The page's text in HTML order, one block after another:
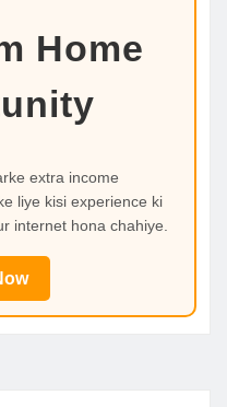
Home
extra income
liye kisi experience ki
internet hona chahiye.